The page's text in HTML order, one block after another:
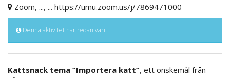
Zoom, ..., ... https://umu.zoom.us/j/7869471000
Denna aktivitet har redan varit.
Kattsnack tema ”Importera katt”, ett önskemål från